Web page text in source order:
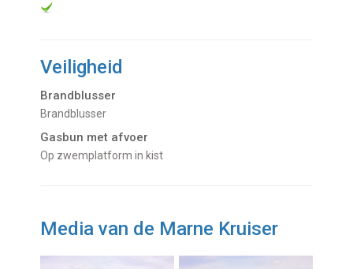
Veiligheid
Brandblusser
Brandblusser
Gasbun met afvoer
Op zwemplatform in kist
Media van de Marne Kruiser